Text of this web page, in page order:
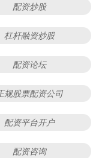
配资炒股
杠杆融资炒股
配资论坛
规股票配资公司
配资平台开户
配资咨询